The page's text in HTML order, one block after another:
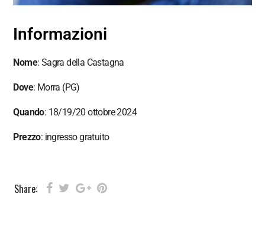
Informazioni
Nome: Sagra della Castagna
Dove: Morra (PG)
Quando: 18/19/20 ottobre 2024
Prezzo: ingresso gratuito
Share: